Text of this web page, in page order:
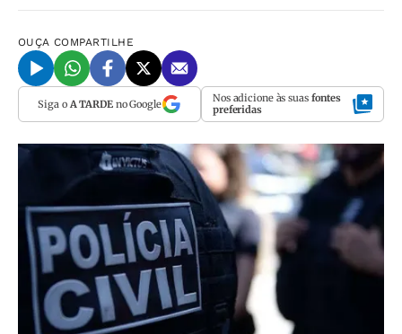
OUÇA COMPARTILHE
Siga o A TARDEno Google Nos adicione às suas fontes
preferidas